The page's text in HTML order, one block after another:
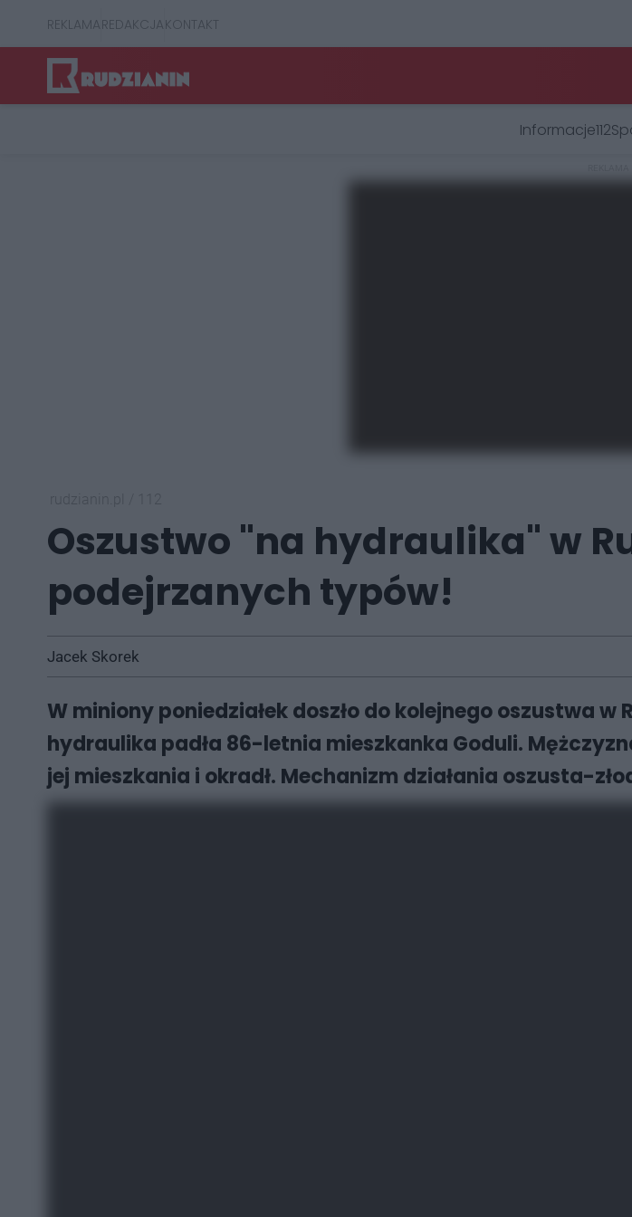
REKLAMAREDAKCJAKONTAKT
Informacje112
Oszustwo "na hydraulika" w
podejrzanych typów!
Jacek Skorek
W miniony poniedziałek doszło do kolejnego oszustwa
hydraulika padła 86-letnia mieszkanka Goduli.
jej mieszkania i okradł. Mechanizm działania oszusta-